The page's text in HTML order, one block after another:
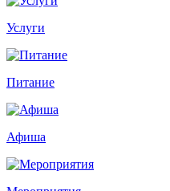
Услуги
Питание
Афиша